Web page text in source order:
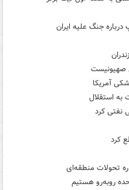
جنگ علیه ایران
صهیونیست
آمریکا
به استقلال
نفتی کرد
کرد
تحولات منطقه‌ای
روبه‌رو هستیم